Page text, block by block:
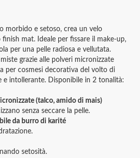
morbido e setoso, crea un velo
mat. Ideale per fissare il make-up,
per una pelle radiosa e vellutata.
grazie alle polveri micronizzate
per cosmesi decorativa del volto di
e intollerante. Disponibile in 2 tonalità:
(talco, amido di mais)
senza seccare la pelle.
da burro di karité
setosità.